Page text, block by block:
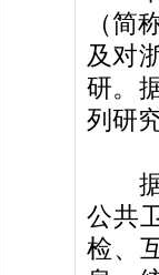
（简
及对
研。
列研
据
公共
检、